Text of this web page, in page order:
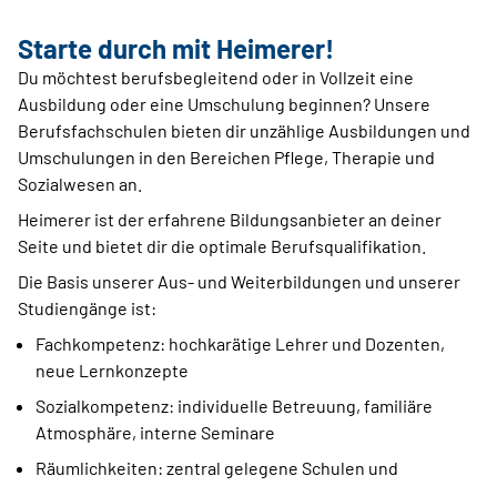
Starte durch mit Heimerer!
Du möchtest berufsbegleitend oder in Vollzeit eine
Ausbildung oder eine Umschulung beginnen? Unsere
Berufsfachschulen bieten dir unzählige Ausbildungen und
Umschulungen in den Bereichen Pflege, Therapie und
Sozialwesen an.
Heimerer ist der erfahrene Bildungsanbieter an deiner
Seite und bietet dir die optimale Berufsqualifikation.
Die Basis unserer Aus- und Weiterbildungen und unserer
Studiengänge ist:
Fachkompetenz: hochkarätige Lehrer und Dozenten,
neue Lernkonzepte
Sozialkompetenz: individuelle Betreuung, familiäre
Atmosphäre, interne Seminare
Räumlichkeiten: zentral gelegene Schulen und